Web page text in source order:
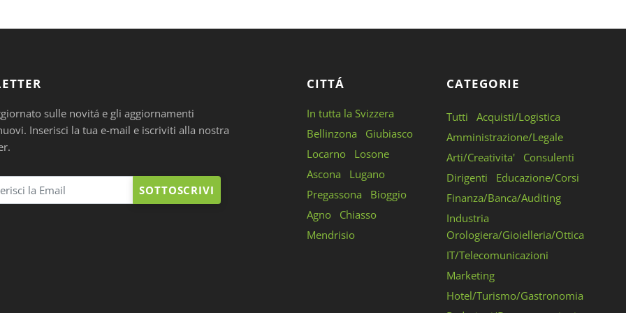
sulle novitá e gli aggiornamenti
Inserisci la tua e-mail e iscriviti alla nostra
SOTTOSCRIVI
CITTÁ
In tutta la Svizzera
Bellinzona
Giubiasco
Locarno
Losone
Ascona
Lugano
Pregassona
Bioggio
Agno
Chiasso
Mendrisio
CATEGORIE
Tutti
Acquisti/Logistica
Amministrazione/Legale
Arti/Creativita'
Consulenti
Dirigenti
Educazione/Corsi
Finanza/Banca/Auditing
Industria
Orologiera/Gioielleria/Ottica
IT/Telecomunicazioni
Marketing
Hotel/Turismo/Gastronomia